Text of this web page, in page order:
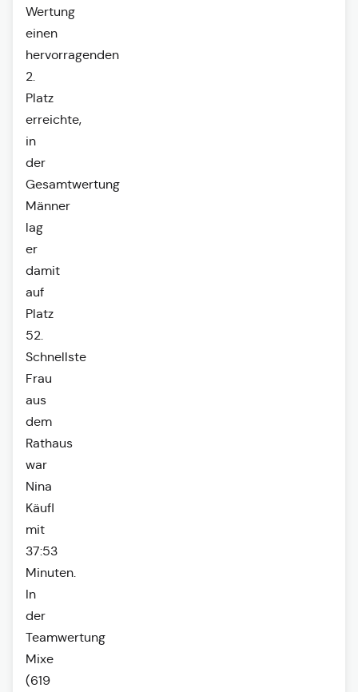
Wertung
einen
hervorragenden
2.
Platz
erreichte,
in
der
Gesamtwertung
Männer
lag
er
damit
auf
Platz
52.
Schnellste
Frau
aus
dem
Rathaus
war
Nina
Käufl
mit
37:53
Minuten.
In
der
Teamwertung
Mixe
(619